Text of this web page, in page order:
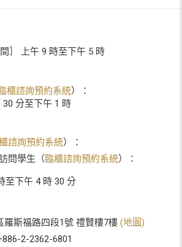
］ 上午 9 時至下午 5 時
櫃諮詢預約系統）：
分至下午 1 時
諮詢預約系統）：
問學生（臨櫃諮詢預約系統）：
至下午 4 時 30 分
羅斯福路四段1號 禮賢樓7樓 (地圖)
2-2362-6801